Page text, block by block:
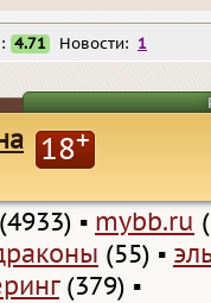
4.71 Новости: 1
18+
(4933) ▪ mybb.ru
(55) ▪
(379) ▪